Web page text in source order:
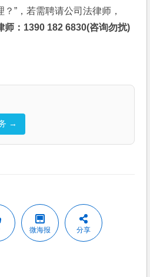
”，若需聘请公司法律师，
师：1390 182 6830(咨询勿扰)
→
微海报 分享